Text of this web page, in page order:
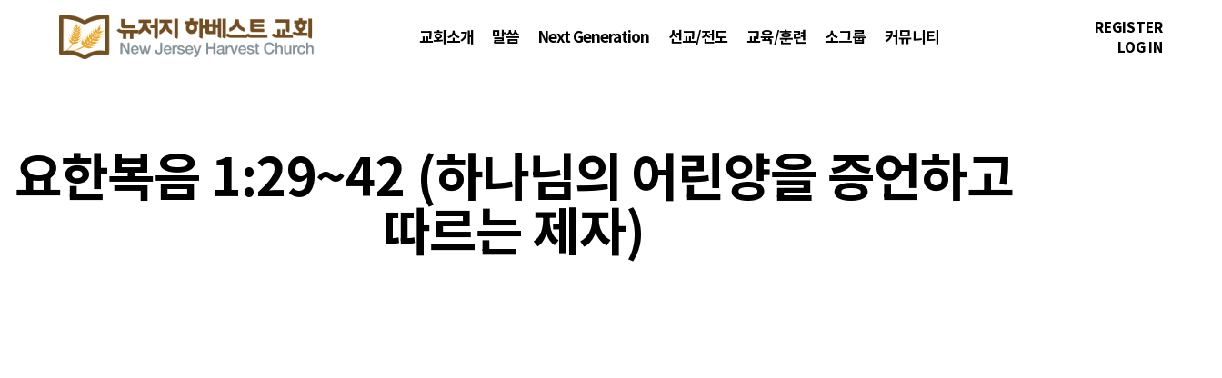
교회소개 말씀 Next Generation 선교/전도 교육/훈련 소그룹 커뮤니티
REGISTER
LOG IN
요한복음 1:29~42 (하나님의 어린양을 증언하고
따르는 제자)